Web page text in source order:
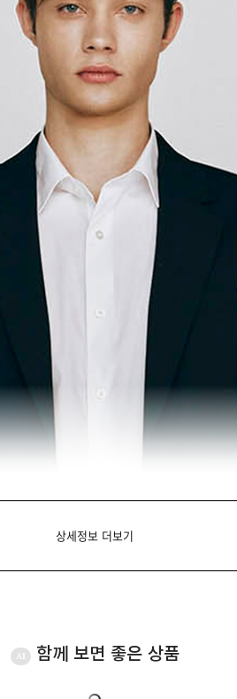
상세정보 더보기
AI 함께 보면 좋은 상품